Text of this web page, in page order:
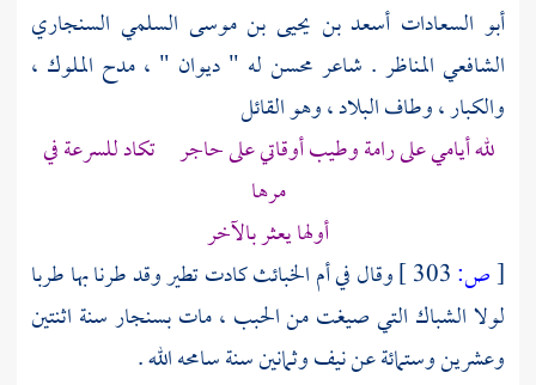
أبو السعادات أسعد بن يحيى بن موسى السلمي السنجاري
الشافعي المناظر . شاعر محسن له " ديوان " ، مدح الملوك ،
والكبار ، وطاف البلاد ، وهو القائل
لله أيامي على رامة وطيب أوقاتي على حاجر تكاد للسرعة في
مرها
أولها يعثر بالآخر
[ص:
وقال في أم الخبائث كادت تطير وقد طرنا بها طربا
لولا الشباك التي صيغت من الحبب ، ماتبسنجارسنة اثنتين
وعشرين وستمائة عن نيف وثمانين سنة سامحه الله .